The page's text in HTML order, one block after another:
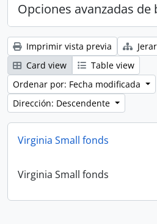
Opciones avanzadas de
Imprimir vista previa
Card view
Table view
Ordenar por: Fecha modificada
Dirección: Descendente
Virginia Small fonds
Virginia Small fonds